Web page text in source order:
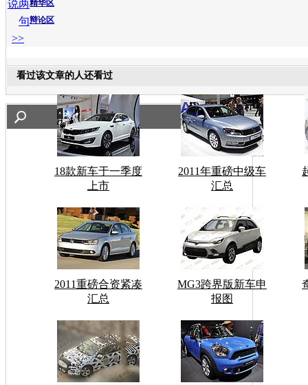
精华区
辩论区
说两
句
>>
看过该文章的人还看过
18款新车于一季度
上市
2011年重磅中级车
汇总
2011重磅合资紧凑
汇总
MG3跨界版新车申
报图